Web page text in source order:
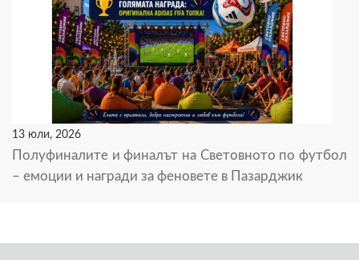
13 юли, 2026
Полуфиналите и финалът на Световното по футбол
– емоции и награди за феновете в Пазарджик